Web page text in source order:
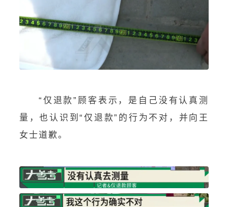
“仅退款”顾客表示，是自己没有认真测
量，也认识到“仅退款”的行为不对，并向王
女士道歉。